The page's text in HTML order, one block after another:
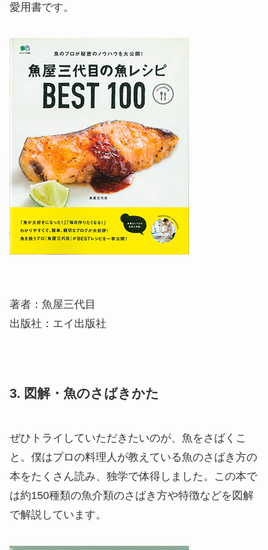
愛用書です。
著者：魚屋三代目
出版社：エイ出版社
3. 図解・魚のさばきかた
ぜひトライしていただきたいのが、魚をさばくこ
と。僕はプロの料理人が教えている魚のさばき方の
本をたくさん読み、独学で体得しました。この本で
は約150種類の魚介類のさばき方や特徴などを図解
で解説しています。